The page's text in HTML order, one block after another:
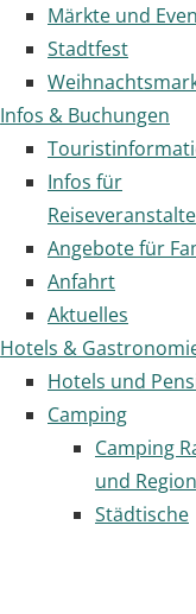
Märkte und
Stadtfest
Infos & Buchungen
Infos für
Angebote für
Anfahrt
Aktuelles
Hotels &
Hotels und
Camping
Camping
und Region
Städtische